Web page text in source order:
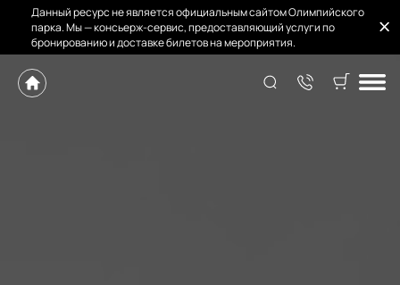
Данный ресурс не является официальным сайтом Олимпийского
парка. Мы — консьерж-сервис, предоставляющий услуги по
бронированию и доставке билетов на мероприятия.